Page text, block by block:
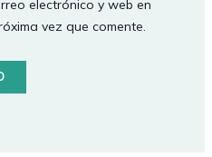
electrónico y web en
vez que comente.